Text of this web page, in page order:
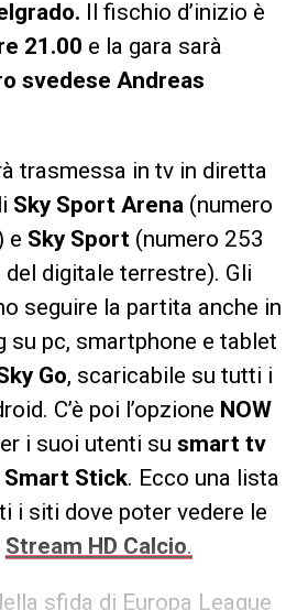
. Il fischio d’inizio è
21.00 e la gara sarà
svedese Andreas
trasmessa in tv in diretta
Sky Sport Arena(numero
e Sky Sport(numero 253
digitale terrestre). Gli
seguire la partita anche in
su pc, smartphone e tablet
Go, scaricabile su tutti i
C’è poi l’opzione NOW
i suoi utenti su smart tv
Smart Stick. Ecco una lista
i siti dove poter vedere le
Stream HD Calcio.
sfida di Europa League